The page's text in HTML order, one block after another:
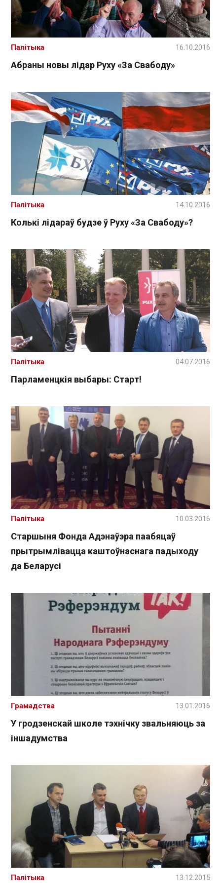
Абраны новы лідар Руху «За Свабоду»
Палітыка 16.10.2016
Колькі лідараў будзе ў Руху «За Свабоду»?
Палітыка 14.10.2016
Парламенцкія выбары: Старт!
Палітыка 04.07.2016
Старшыня Фонда Адэнаўэра паабяцаў
прытрымлівацца каштоўнаснага падыходу
да Беларусі
Палітыка 10.03.2016
У гродзенскай школе тэхнічку звальняюць за
іншадумства
Грамадства 13.01.2016
Палітыка 13.12.2015